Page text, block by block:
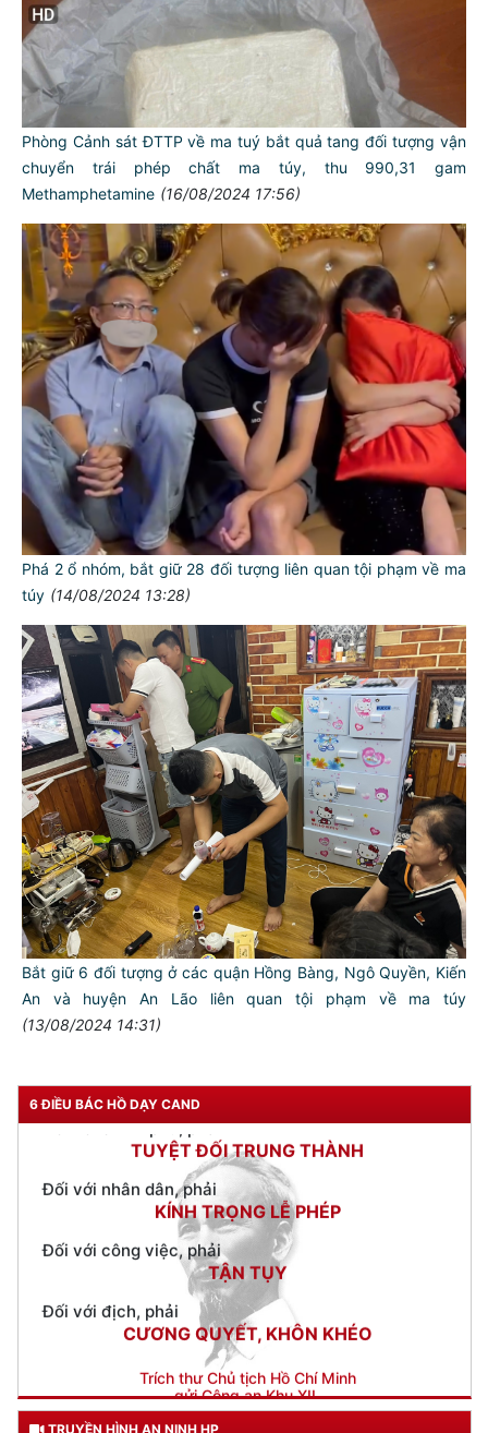
Phòng Cảnh sát ĐTTP về ma tuý bắt quả tang đối tượng vận
chuyển trái phép chất ma túy, thu 990,31 gam
Methamphetamine (16/08/2024 17:56)
Phá 2 ổ nhóm, bắt giữ 28 đối tượng liên quan tội phạm về ma
túy (14/08/2024 13:28)
Bắt giữ 6 đối tượng ở các quận Hồng Bàng, Ngô Quyền, Kiến
An và huyện An Lão liên quan tội phạm về ma túy
(13/08/2024 14:31)
6 ĐIỀU BÁC HỒ DẠY CAND
TƯ CÁCH
NGƯỜI CÔNG AN CÁCH MỆNH LÀ:
Đối với tự mình, phải
CẦN, KIỆM, LIÊM, CHÍNH
Đối với đồng sự, phải
THÂN ÁI GIÚP ĐỠ
Đối với nhân dân, phải
KÍNH TRỌNG LỄ PHÉP
Đối với công việc, phải
TẬN TỤY
Đối với địch, phải
CƯƠNG QUYẾT, KHÔN KHÉO
Trích thư Chủ tịch Hồ Chí Minh
gửi Công an Khu XII,
ngày 11 tháng 3 năm 1948.
TRUYỀN HÌNH AN NINH HP